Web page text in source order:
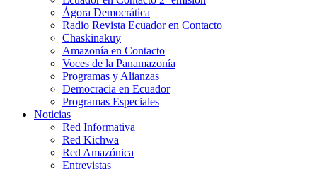
Ágora Democrática
Radio Revista Ecuador en Contacto
Chaskinakuy
Amazonía en Contacto
Voces de la Panamazonía
Programas y Alianzas
Democracia en Ecuador
Programas Especiales
Noticias
Red Informativa
Red Kichwa
Red Amazónica
Entrevistas